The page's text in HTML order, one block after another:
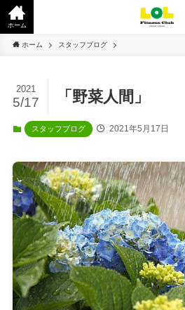
ホーム
ホーム スタッフブログ
「野菜人間」
2021
5/17
スタッフブログ 2021年5月17日